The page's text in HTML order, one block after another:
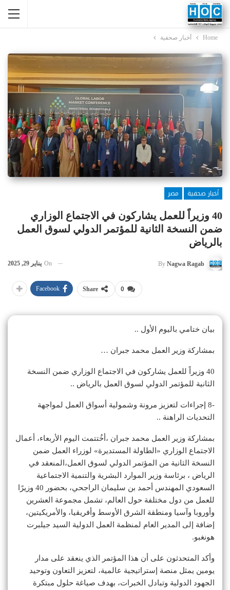
Home أخبار صحفية
أخبار صحفية
مصر
40 وزيراً للعمل يشاركون في الاجتماع الوزاري
ضمن النسخة الثانية للمؤتمر الدولي لسوق العمل
بالرياض
By Nagwa Ragab
On يناير 29, 2025
0
Share
Facebook
بيان ختامي باليوم الأول ..
بمشاركة وزير العمل محمد جبران …
40 وزيراً للعمل يشاركون في الاجتماع الوزاري ضمن النسخة
الثانية للمؤتمر الدولي لسوق العمل بالرياض ..
-8 إجراءات لتعزيز مرونة وشمولية أسواق العمل لمواجهة
التحديات الراهنة ..
بمشاركة وزير العمل محمد جبران ،أخُتتمت اليوم الأربعاء، أعمال
الاجتماع الوزاري «الطاولة المستديرة» لوزراء العمل ضمن
النسخة الثانية من المؤتمر الدولي لسوق العمل،المنعقد في
الرياض ، برئاسة وزير الموارد البشرية والتنمية الاجتماعية
السعودي المهندس أحمد بن سليمان الراجحي، بحضور 40 وزيرًا
للعمل من دول مختلفة حول العالم، تشمل مجموعة العشرين
وأوروبا وآسيا ومنطقة الشرق الأوسط وأفريقيا، والأمريكيتين،
إضافة إلى المدير العام لمنظمة العمل الدولية السيد جيلبرت
هونغبو.
وأكد المتحدثون على أن هذا المؤتمر الذي ينعقد على مدار
يومين يمثل منصة إستراتيجية عالمية، لتعزيز التعاون وتوحيد
الجهود الدولية وتبادل الخبرات، بهدف صياغة حلول مبتكرة